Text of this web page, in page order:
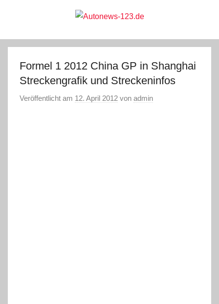
Autonews-
123.de
Formel 1 2012 China GP in Shanghai
Streckengrafik und Streckeninfos
Veröffentlicht am 12. April 2012 von admin